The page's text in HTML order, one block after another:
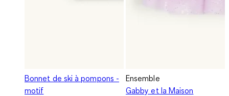
Bonnet de ski à pompons -
motif
Ensemble
Gabby et la Maison